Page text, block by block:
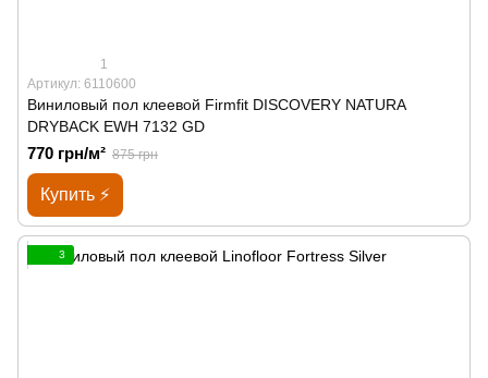
1
Артикул: 6110600
Виниловый пол клеевой Firmfit DISCOVERY NATURA
DRYBACK EWH 7132 GD
770 грн/м² 875 грн
Купить ⚡
3